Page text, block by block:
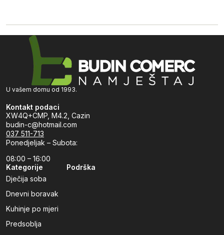
U vašem domu od 1993.
Kontakt podaci
XW4Q+CMP, M4.2, Cazin
budin-c@hotmail.com
037 511-713
Ponedjeljak – Subota:
08:00 – 16:00
Kategorije
Dječija soba
Dnevni boravak
Kuhinje po mjeri
Predsoblja
Podrška